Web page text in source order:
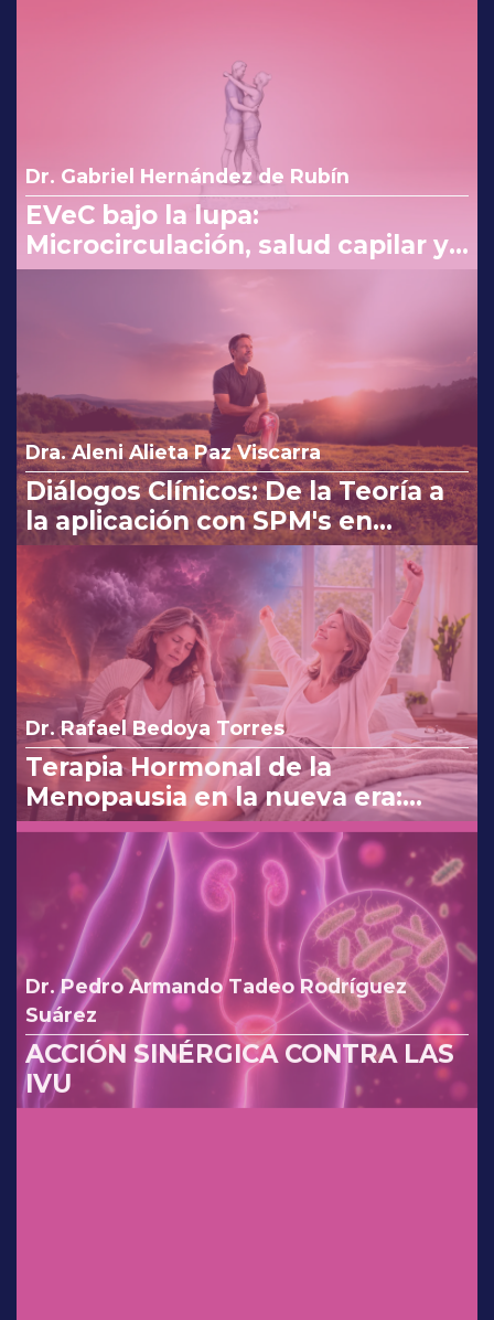
Dr. Gabriel Hernández de Rubín
EVeC bajo la lupa:
Microcirculación, salud capilar y
costo beneficio en la consulta
Dra. Aleni Alieta Paz Viscarra
Diálogos Clínicos: De la Teoría a
la aplicación con SPM's en
Osteoartritis
Dr. Rafael Bedoya Torres
Terapia Hormonal de la
Menopausia en la nueva era:
reinterpretando los cambios de
la FDA.
Dr. Pedro Armando Tadeo Rodríguez
Suárez
ACCIÓN SINÉRGICA CONTRA LAS
IVU